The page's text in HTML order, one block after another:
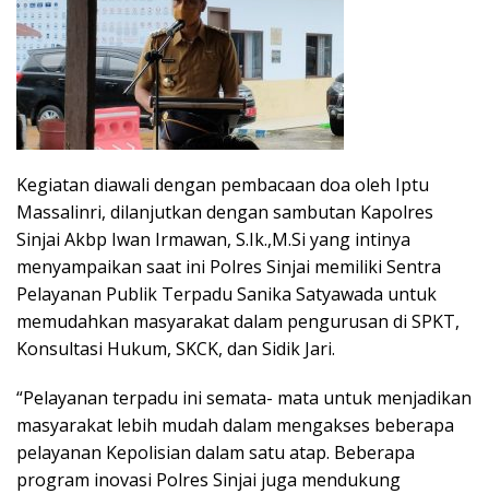
Kegiatan diawali dengan pembacaan doa oleh Iptu
Massalinri, dilanjutkan dengan sambutan Kapolres
Sinjai Akbp Iwan Irmawan, S.Ik.,M.Si yang intinya
menyampaikan saat ini Polres Sinjai memiliki Sentra
Pelayanan Publik Terpadu Sanika Satyawada untuk
memudahkan masyarakat dalam pengurusan di SPKT,
Konsultasi Hukum, SKCK, dan Sidik Jari.
“Pelayanan terpadu ini semata- mata untuk menjadikan
masyarakat lebih mudah dalam mengakses beberapa
pelayanan Kepolisian dalam satu atap. Beberapa
program inovasi Polres Sinjai juga mendukung